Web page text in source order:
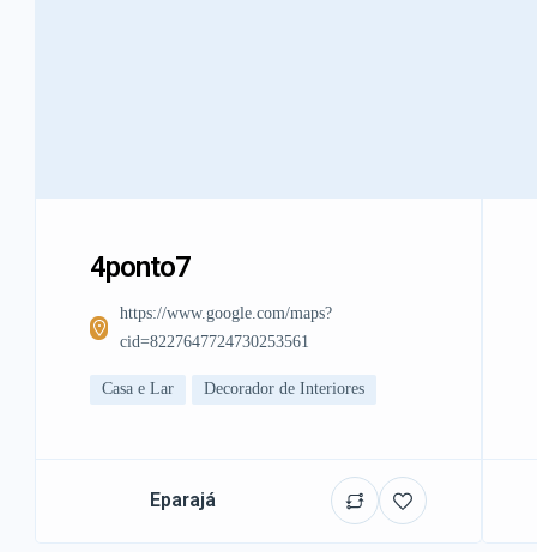
4ponto7
https://www.google.com/maps?
cid=8227647724730253561
Casa e Lar Decorador de Interiores
Eparajá